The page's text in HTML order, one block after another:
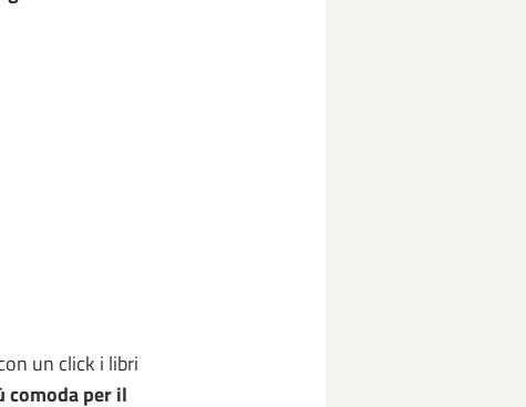
un click i libri
comoda per il